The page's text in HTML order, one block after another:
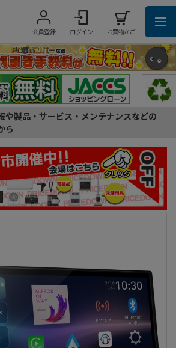
会員登録 ログイン お買物かご
や製品・サービス・メンテナンスなどの
ら